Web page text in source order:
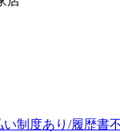
い制度あり/履歴書